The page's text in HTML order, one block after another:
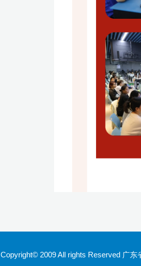
Copyright© 2009 All rights Reserved 广